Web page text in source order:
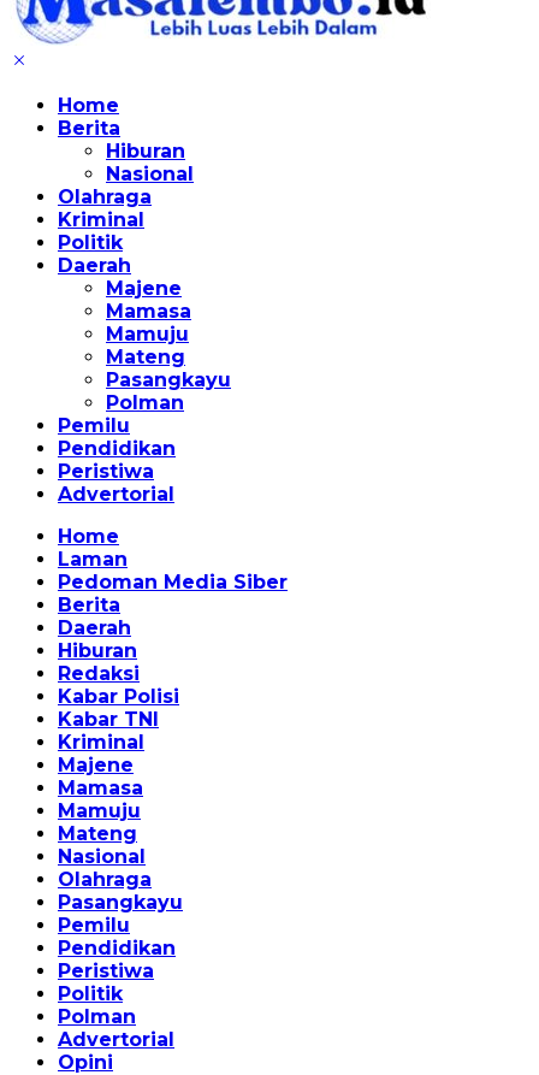
Home
Berita
Hiburan
Nasional
Olahraga
Kriminal
Politik
Daerah
Majene
Mamasa
Mamuju
Mateng
Pasangkayu
Polman
Pemilu
Pendidikan
Peristiwa
Advertorial
Home
Laman
Pedoman Media Siber
Berita
Daerah
Hiburan
Redaksi
Kabar Polisi
Kabar TNI
Kriminal
Majene
Mamasa
Mamuju
Mateng
Nasional
Olahraga
Pasangkayu
Pemilu
Pendidikan
Peristiwa
Politik
Polman
Advertorial
Opini